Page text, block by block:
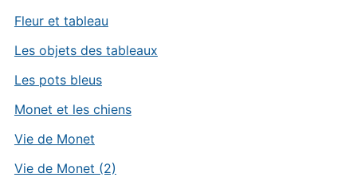
Fleur et tableau
Les objets des tableaux
Les pots bleus
Monet et les chiens
Vie de Monet
Vie de Monet (2)